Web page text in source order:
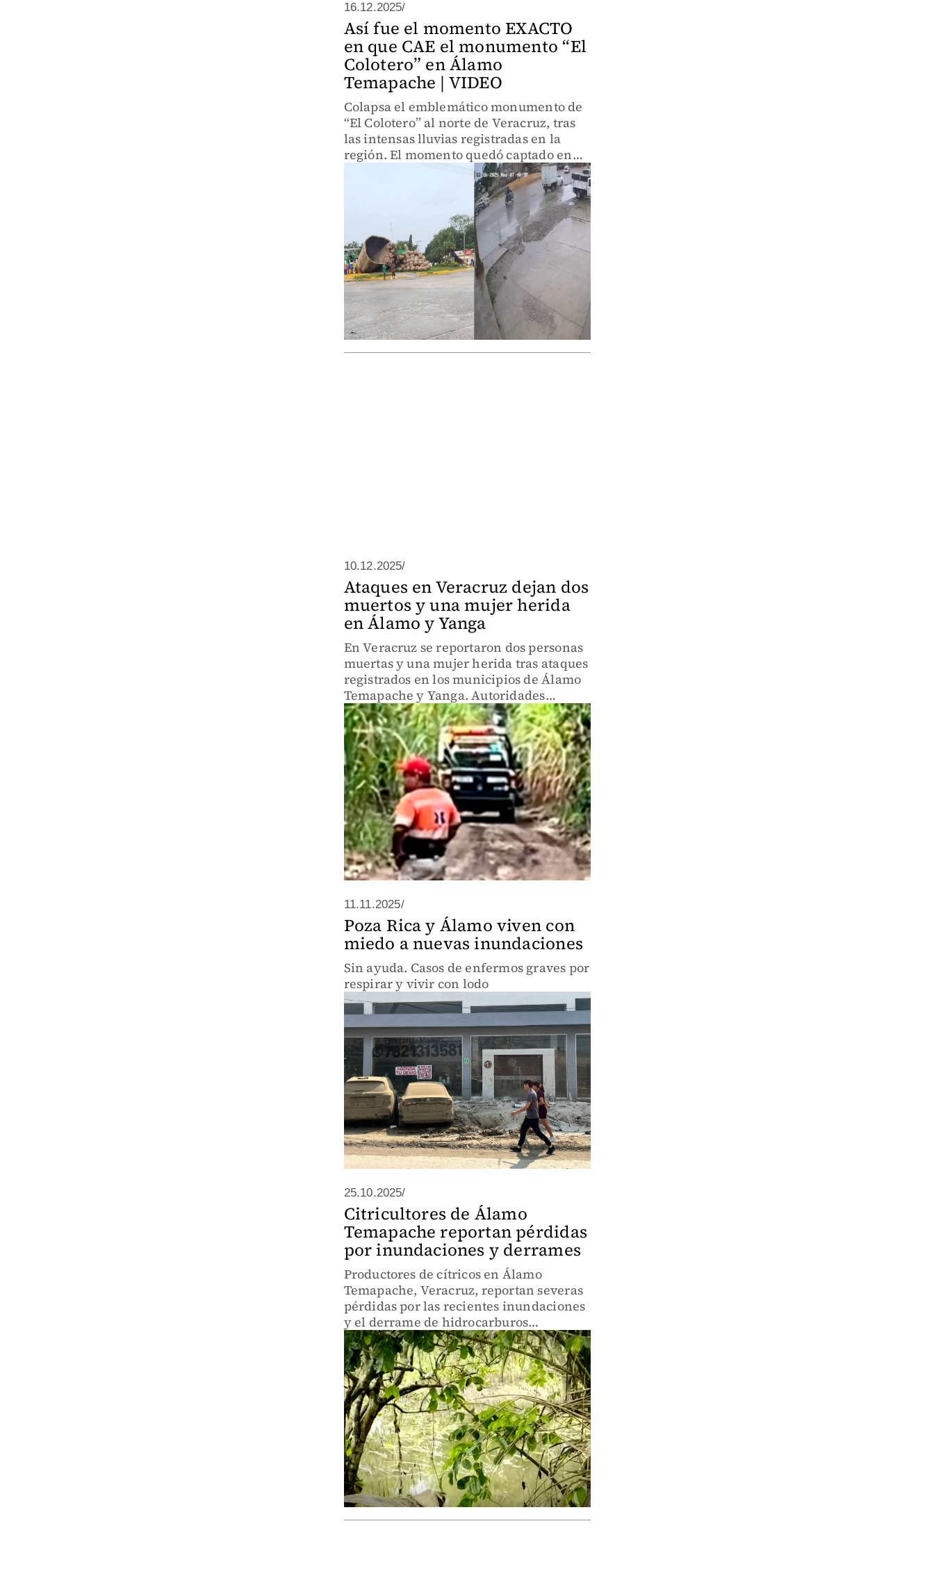
16.12.2025/
Así fue el momento EXACTO
en que CAE el monumento “El
Colotero” en Álamo
Temapache | VIDEO
Colapsa el emblemático monumento de
“El Colotero” al norte de Veracruz, tras
las intensas lluvias registradas en la
región. El momento quedó captado en
video y autoridades estatales ya
anunciaron la construcción de una
10.12.2025/
Ataques en Veracruz dejan dos
muertos y una mujer herida
en Álamo y Yanga
En Veracruz se reportaron dos personas
muertas y una mujer herida tras ataques
registrados en los municipios de Álamo
Temapache y Yanga. Autoridades
iniciaron las investigaciones
correspondientes para esclarecer los
hechos y ubicar a los responsables
11.11.2025/
Poza Rica y Álamo viven con
miedo a nuevas inundaciones
Sin ayuda. Casos de enfermos graves por
respirar y vivir con lodo
25.10.2025/
Citricultores de Álamo
Temapache reportan pérdidas
por inundaciones y derrames
Productores de cítricos en Álamo
Temapache, Veracruz, reportan severas
pérdidas por las recientes inundaciones
y el derrame de hidrocarburos
ocasionados tras las intensas lluvias que
afectaron la región.